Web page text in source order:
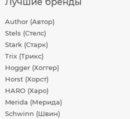
Author (Автор)
Stels (Стелс)
Stark (Старк)
Trix (Трикс)
Hogger (Хоггер)
Horst (Хорст)
HARO (Харо)
Merida (Мерида)
Schwinn (Швин)